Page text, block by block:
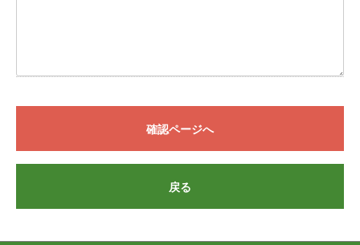
確認ページへ
戻る